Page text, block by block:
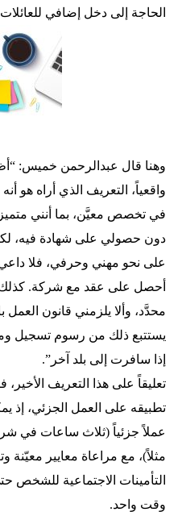
الحاجة إلى دخل إضافي
وهنا قال عبدالرحمن خميس:
واقعياً، التعريف الذي أراه هو
في تخصص معيَّن، بما أنني
دون حصولي على شهادة فيه،
على نحو مهني وحرفي، فلا
أحصل على عقد مع شركة. كذلك
محدَّد، وألا يلزمني قانون
يستتبع ذلك من رسوم تسجيل
إذا سافرت إلى بلد آخر”.
تعليقاً على هذا التعريف
تطبيقه على العمل الجزئي، إذ
عملاً جزئياً (ثلاث ساعات في
مثلاً)، مع مراعاة معايير معيّنة
التأمينات الاجتماعية
وقت واحد.